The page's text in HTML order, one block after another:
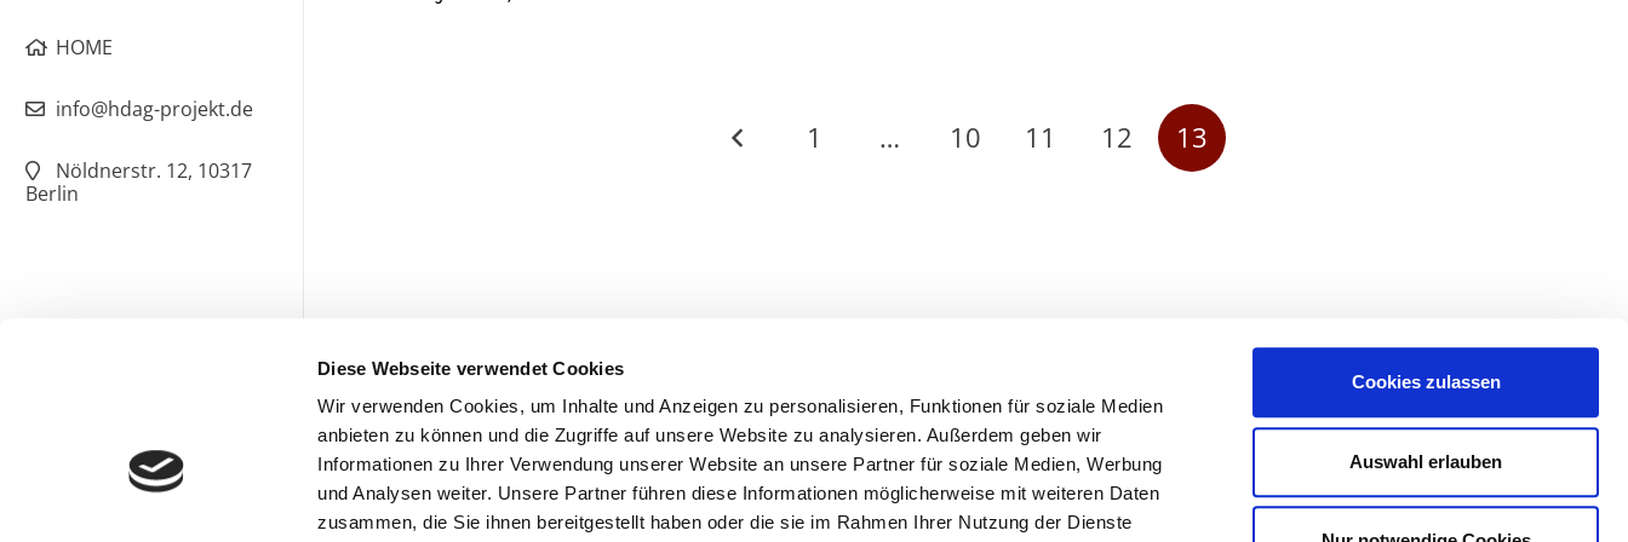
Diese Webseite verwendet Cookies
Wir verwenden Cookies, um Inhalte und Anzeigen zu personalisieren, Funktionen für soziale Medien
anbieten zu können und die Zugriffe auf unsere Website zu analysieren. Außerdem geben wir
Informationen zu Ihrer Verwendung unserer Website an unsere Partner für soziale Medien, Werbung
und Analysen weiter. Unsere Partner führen diese Informationen möglicherweise mit weiteren Daten
zusammen, die Sie ihnen bereitgestellt haben oder die sie im Rahmen Ihrer Nutzung der Dienste
Cookies zulassen
Auswahl erlauben
HOME
info@hdag-projekt.de
Nöldnerstr. 12, 10317
Berlin
1 … 10 11 12 13